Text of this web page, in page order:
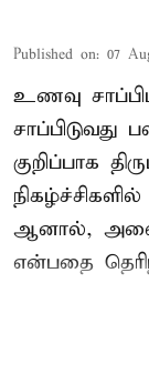
Published on: 07
உணவு
குறிப்பாக
ஆனால்,
என்பதை